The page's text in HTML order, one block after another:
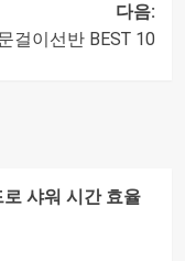
다음:
걸이선반 BEST 10
샤워 시간 효율